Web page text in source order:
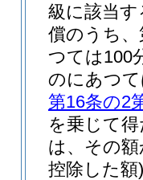
級に該当
償のうち
つては100
のにあつ
第16条の2
を乗じて
は、その
控除した額)